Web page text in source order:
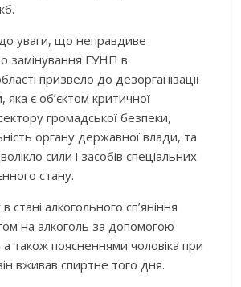
уваги, що неправдиве
замінування ГУНП в
призвело до дезорганізації
є обʼєктом критичної
громадської безпеки,
органу державної влади, та
сили і засобів спеціальних
стану.
стані алкогольного спʼяніння
на алкоголь за допомогою
а також поясненнями чоловіка при
вживав спиртне того дня.